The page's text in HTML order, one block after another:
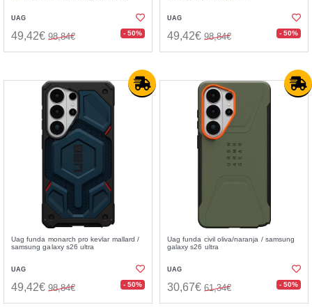
UAG
49,42€ 98,84€ - 50%
UAG
49,42€ 98,84€ - 50%
Uag funda monarch pro kevlar mallard /
samsung galaxy s26 ultra
UAG
49,42€ 98,84€ - 50%
Uag funda civil oliva/naranja / samsung
galaxy s26 ultra
UAG
30,67€ 61,34€ - 50%